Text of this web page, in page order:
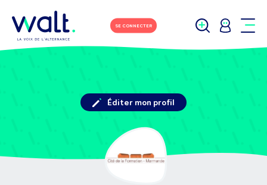
SE CONNECTER
Éditer mon profil